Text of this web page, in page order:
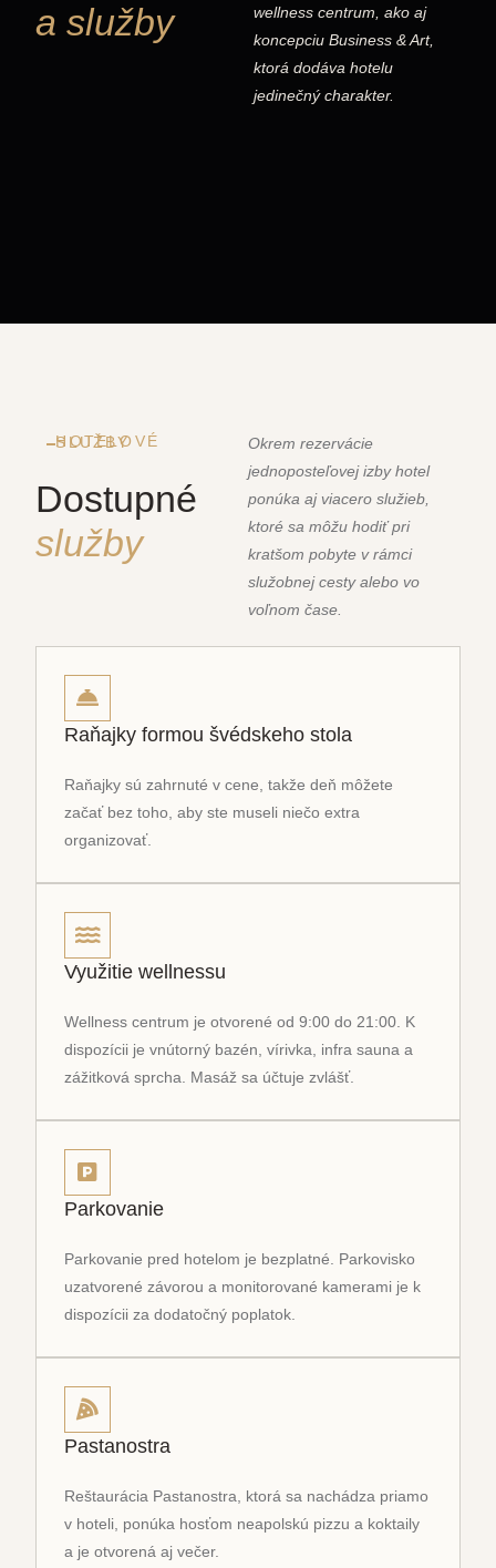
a služby
wellness centrum, ako aj
koncepciu Business & Art,
ktorá dodáva hotelu
jedinečný charakter.
HOTELOVÉ SLUŽBY
Dostupné
služby
Okrem rezervácie
jednoposteľovej izby hotel
ponúka aj viacero služieb,
ktoré sa môžu hodiť pri
kratšom pobyte v rámci
služobnej cesty alebo vo
voľnom čase.
Raňajky formou švédskeho stola
Raňajky sú zahrnuté v cene, takže deň môžete
začať bez toho, aby ste museli niečo extra
organizovať.
Využitie wellnessu
Wellness centrum je otvorené od 9:00 do 21:00. K
dispozícii je vnútorný bazén, vírivka, infra sauna a
zážitková sprcha. Masáž sa účtuje zvlášť.
Parkovanie
Parkovanie pred hotelom je bezplatné. Parkovisko
uzatvorené závorou a monitorované kamerami je k
dispozícii za dodatočný poplatok.
Pastanostra
Reštaurácia Pastanostra, ktorá sa nachádza priamo
v hoteli, ponúka hosťom neapolskú pizzu a koktaily
a je otvorená aj večer.